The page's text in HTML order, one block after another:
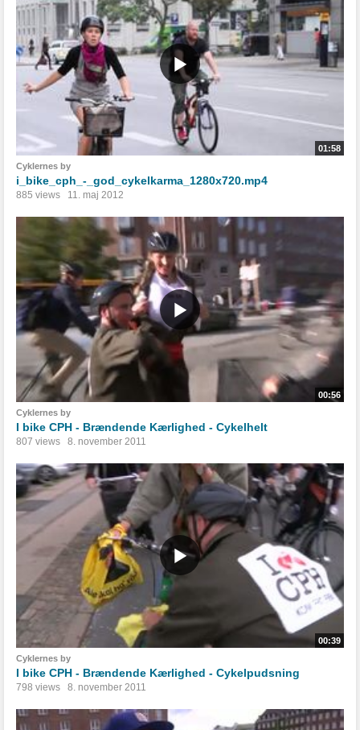
01:58
Cyklernes by
i_bike_cph_-_god_cykelkarma_1280x720.mp4
885 views 11. maj 2012
00:56
Cyklernes by
I bike CPH - Brændende Kærlighed - Cykelhelt
807 views 8. november 2011
00:39
Cyklernes by
I bike CPH - Brændende Kærlighed - Cykelpudsning
798 views 8. november 2011